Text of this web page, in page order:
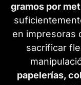
gramos por
en impresoras
sacrificar
papelerías,